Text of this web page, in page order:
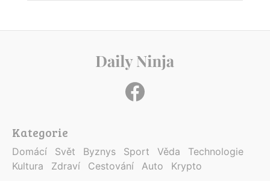
Kategorie
Domácí Svět Byznys Sport Věda
Technologie
Kultura
Zdraví Cestování Auto Krypto